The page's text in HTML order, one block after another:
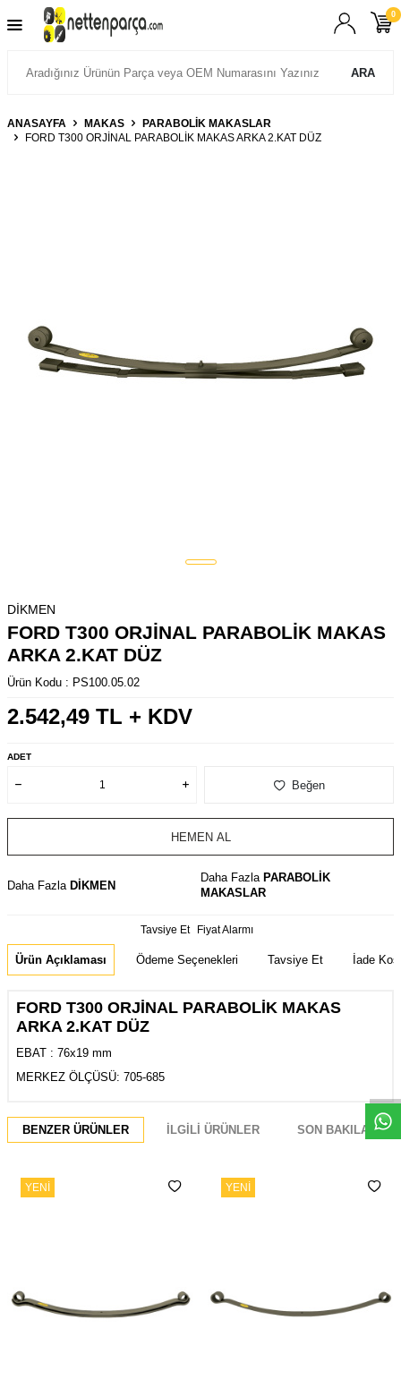
ARA
0
ANASAYFA MAKAS
PARABOLİK MAKASLAR
FORD T300 ORJİNAL PARABOLİK MAKAS ARKA 2.KAT DÜZ
DİKMEN
FORD T300 ORJİNAL PARABOLİK MAKAS
ARKA 2.KAT DÜZ
Ürün Kodu : PS100.05.02
2.542,49 TL + KDV
ADET
Beğen
HEMEN AL
Daha Fazla DİKMEN
Daha Fazla PARABOLİK
MAKASLAR
Tavsiye Et Fiyat Alarmı
Ürün Açıklaması Ödeme Seçenekleri Tavsiye Et İade
FORD T300 ORJİNAL PARABOLİK MAKAS
ARKA 2.KAT DÜZ
EBAT : 76x19 mm
MERKEZ ÖLÇÜSÜ: 705-685
BENZER ÜRÜNLER İLGILI ÜRÜNLER SON BAKILANLAR
YENI YENI